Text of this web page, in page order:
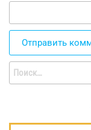
Найти: